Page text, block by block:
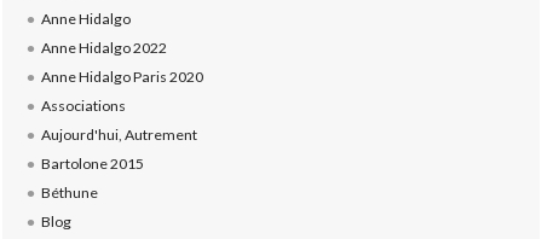
Anne Hidalgo
Anne Hidalgo 2022
Anne Hidalgo Paris 2020
Associations
Aujourd'hui, Autrement
Bartolone 2015
Béthune
Blog